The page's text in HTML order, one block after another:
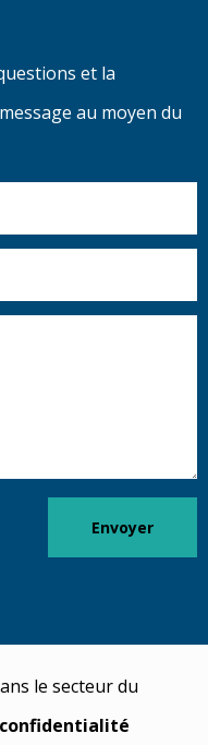
et la
au moyen du
Envoyer
le secteur du